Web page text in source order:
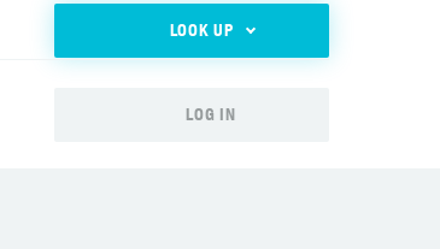
LOOK UP
LOG IN